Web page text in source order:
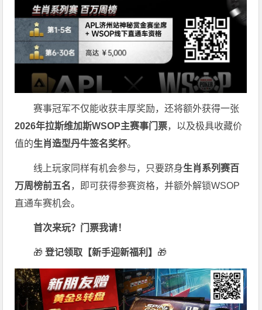
赛事冠军不仅能收获丰厚奖励，还将额外获得一张
2026年拉斯维加斯WSOP主赛事门票，以及极具收藏价
值的生肖造型丹牛签名奖杯。
线上玩家同样有机会参与，只要跻身生肖系列赛百
万周榜前五名，即可获得参赛资格，并额外解锁WSOP
直通车赛机会。
首次来玩？门票我请！
🎁 登记领取【新手迎新福利】 🎁